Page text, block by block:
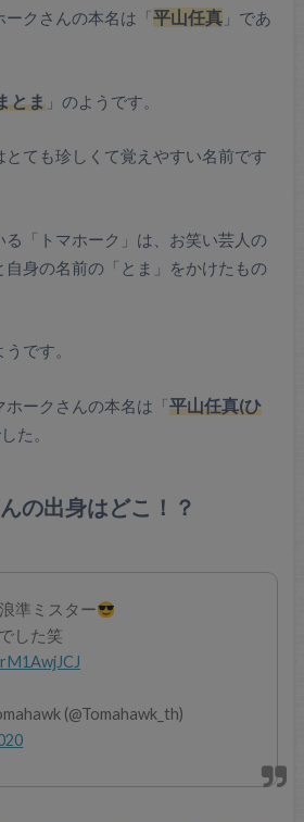
クさんの本名は「平山任真」であ
とま」のようです。
とても珍しくて覚えやすい名前です
「トマホーク」は、お笑い芸人の
自身の名前の「とま」をかけたもの
です。
ークさんの本名は「平山任真(ひ
た。
の出身はどこ！？
準ミスター
した笑
(@Tomahawk_th)